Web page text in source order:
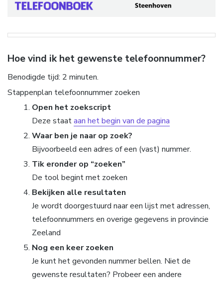
Hoe vind ik het gewenste telefoonnummer?
Benodigde tijd: 2 minuten.
Stappenplan telefoonnummer zoeken
Open het zoekscript
Deze staataan het begin van de pagina
Waar ben je naar op zoek?
Bijvoorbeeld een adres of een (vast) nummer.
Tik eronder op “zoeken”
De tool begint met zoeken
Bekijken alle resultaten
Je wordt doorgestuurd naar een lijst met adressen,
telefoonnummers en overige gegevens in provincie
Zeeland
Nog een keer zoeken
Je kunt het gevonden nummer bellen. Niet de
gewenste resultaten? Probeer een andere